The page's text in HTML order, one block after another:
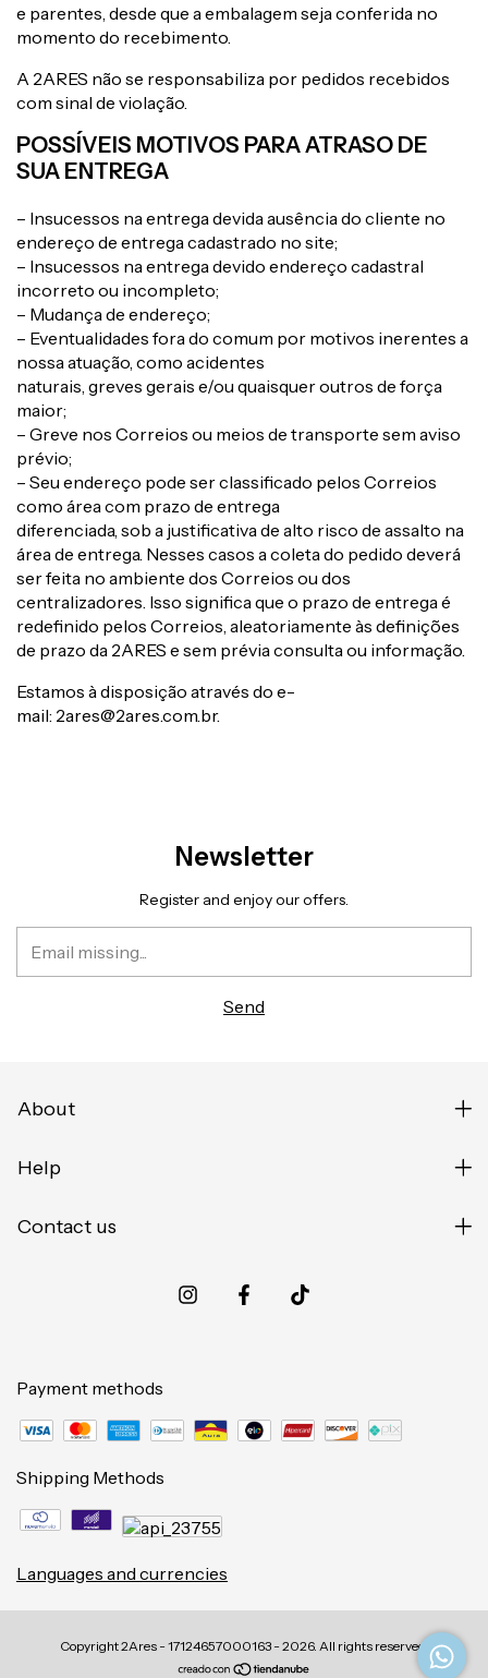
e parentes, desde que a embalagem seja conferida no
momento do recebimento.
A 2ARES não se responsabiliza por pedidos recebidos
com sinal de violação.
POSSÍVEIS MOTIVOS PARA ATRASO DE
SUA ENTREGA
– Insucessos na entrega devida ausência do cliente no
endereço de entrega cadastrado no site;
– Insucessos na entrega devido endereço cadastral
incorreto ou incompleto;
– Mudança de endereço;
– Eventualidades fora do comum por motivos inerentes a
nossa atuação, como acidentes
naturais, greves gerais e/ou quaisquer outros de força
maior;
– Greve nos Correios ou meios de transporte sem aviso
prévio;
– Seu endereço pode ser classificado pelos Correios
como área com prazo de entrega
diferenciada, sob a justificativa de alto risco de assalto na
área de entrega. Nesses casos a coleta do pedido deverá
ser feita no ambiente dos Correios ou dos
centralizadores. Isso significa que o prazo de entrega é
redefinido pelos Correios, aleatoriamente às definições
de prazo da 2ARES e sem prévia consulta ou informação.
Estamos à disposição através do e-
mail: 2ares@2ares.com.br.
Newsletter
Register and enjoy our offers.
About
Help
Contact us
Payment methods
Shipping Methods
Languages and currencies
Copyright 2Ares - 17124657000163 - 2026. All rights reserved.